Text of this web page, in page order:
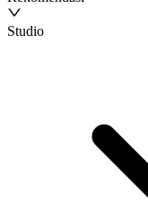
Studio